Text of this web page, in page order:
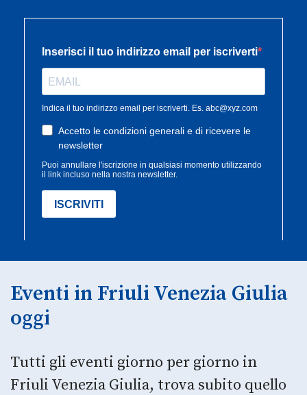
Eventi in Friuli Venezia Giulia
oggi
Tutti gli eventi giorno per giorno in
Friuli Venezia Giulia, trova subito quello